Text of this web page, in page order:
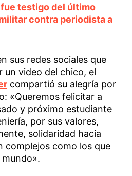
testigo del último
contra periodista a
sus redes sociales que
un video del chico, el
compartió su alegría por
«Queremos felicitar a
y próximo estudiante
por sus valores,
solidaridad hacia
complejos como los que